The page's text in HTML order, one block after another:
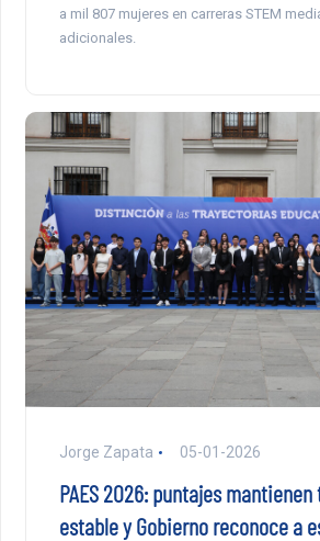
a mil 807 mujeres en carreras STEM
adicionales.
Jorge Zapata 05-01-2026
PAES 2026: puntajes
estable y Gobierno reconoce a